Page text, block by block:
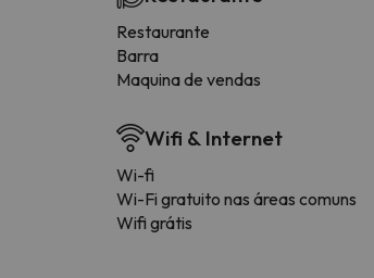
Restaurante
Barra
Maquina de vendas
Wifi & Internet
Wi-fi
Wi-Fi gratuito nas áreas comuns
Wifi grátis